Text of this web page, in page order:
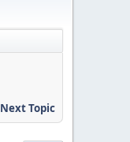
Next Topic